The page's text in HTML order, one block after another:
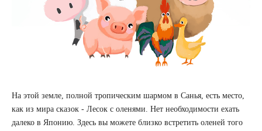
На этой земле, полной тропическим шармом в Санья, есть место,
как из мира сказок - Лесок с оленями. Нет необходимости ехать
далеко в Японию. Здесь вы можете близко встретить оленей того